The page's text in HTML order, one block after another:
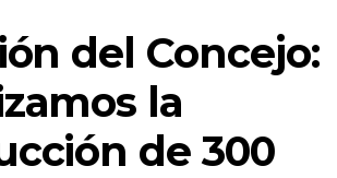
del Concejo:
la
de 300